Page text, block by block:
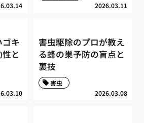
2026.03.11
キ
と
害虫駆除のプロが教え
る蜂の巣予防の盲点と
裏技
2026.03.08
害虫